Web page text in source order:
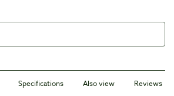
Specifications Also view Reviews